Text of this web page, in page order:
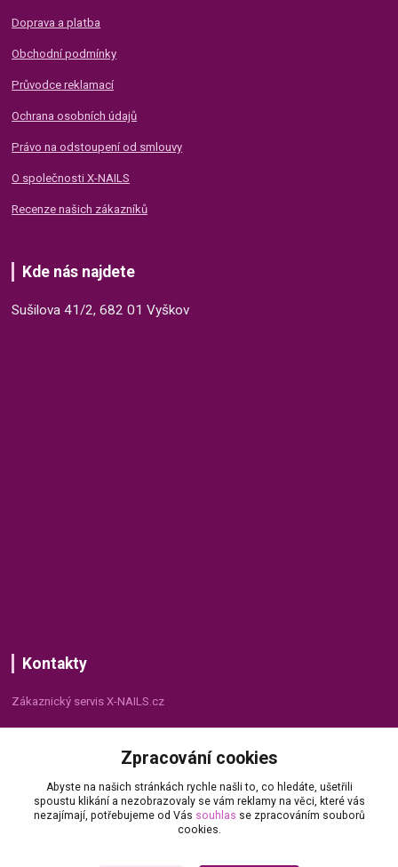
Doprava a platba
Obchodní podmínky
Průvodce reklamací
Ochrana osobních údajů
Právo na odstoupení od smlouvy
O společnosti X-NAILS
Recenze našich zákazníků
Kde nás najdete
Sušilova 41/2, 682 01 Vyškov
Kontakty
Zákaznický servis X-NAILS.cz
+420 735 055 075
info@x-nails.cz
Zpracování cookies
Abyste na našich stránkách rychle našli to, co hledáte, ušetřili
spoustu klikání a nezobrazovaly se vám reklamy na věci, které vás
nezajímají, potřebujeme od Vás souhlas se zpracováním souborů
cookies.